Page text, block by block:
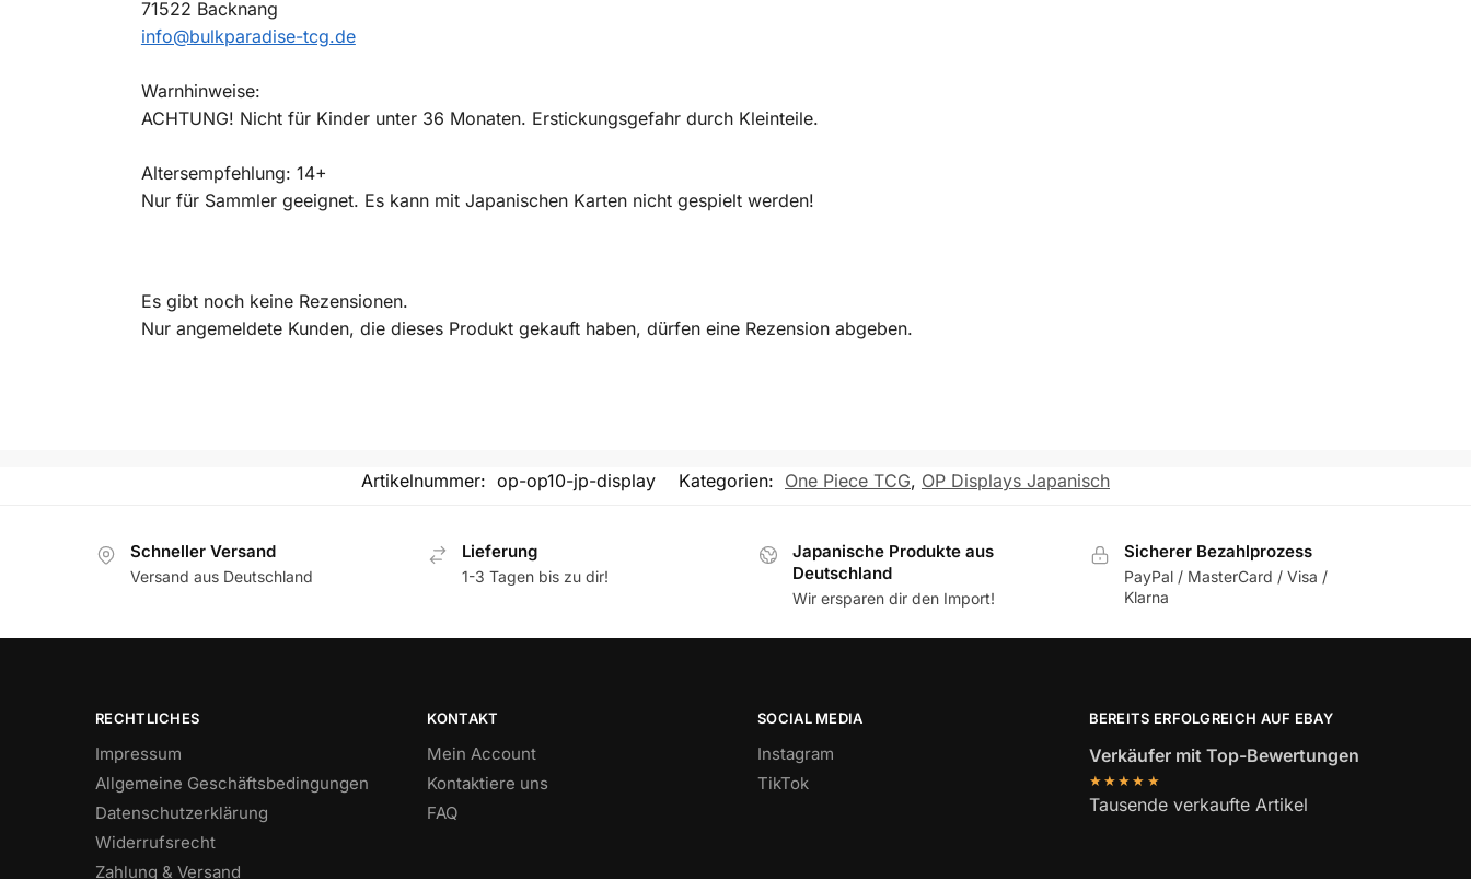
71522 Backnang
info@bulkparadise-tcg.de
Warnhinweise:
ACHTUNG! Nicht für Kinder unter 36 Monaten. Erstickungsgefahr durch Kleinteile.
Altersempfehlung: 14+
Nur für Sammler geeignet. Es kann mit Japanischen Karten nicht gespielt werden!
Es gibt noch keine Rezensionen.
Nur angemeldete Kunden, die dieses Produkt gekauft haben, dürfen eine Rezension abgeben.
Artikelnummer: op-op10-jp-display Kategorien: One Piece TCG, OP Displays Japanisch
Schneller Versand
Versand aus Deutschland
Lieferung
1-3 Tagen bis zu dir!
Japanische Produkte aus
Deutschland
Wir ersparen dir den Import!
Sicherer Bezahlprozess
PayPal / MasterCard / Visa /
Klarna
RECHTLICHES
Impressum
Allgemeine Geschäftsbedingungen
Datenschutzerklärung
Widerrufsrecht
Zahlung & Versand
KONTAKT
Mein Account
Kontaktiere uns
FAQ
SOCIAL MEDIA
Instagram
TikTok
BEREITS ERFOLGREICH AUF EBAY
Verkäufer mit Top-Bewertungen
★★★★★
Tausende verkaufte Artikel